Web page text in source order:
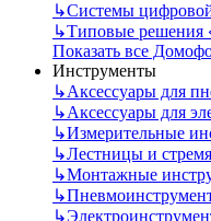
↳Системы
↳Типовые решения
Показать все
Инструменты
↳Аксессуары для
↳Аксессуары для
↳Измерительные
↳Лестницы и
↳Монтажные
↳
↳